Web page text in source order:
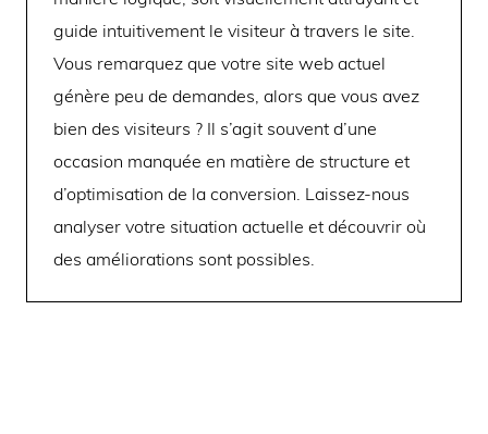
guide intuitivement le visiteur à travers le site.
Vous remarquez que votre site web actuel
génère peu de demandes, alors que vous avez
bien des visiteurs ? Il s’agit souvent d’une
occasion manquée en matière de structure et
d’optimisation de la conversion. Laissez-nous
analyser votre situation actuelle et découvrir où
des améliorations sont possibles.